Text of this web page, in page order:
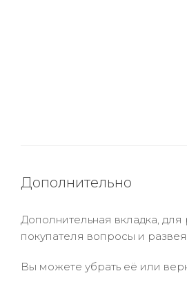
Дополнительно
Дополнительная вкладка,
покупателя вопросы и
Вы можете убрать её или